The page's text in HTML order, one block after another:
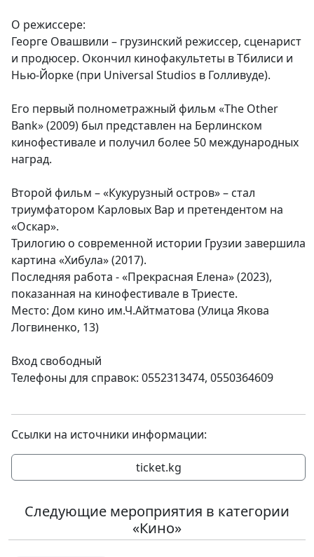
О режиссере:
Георге Овашвили – грузинский режиссер, сценарист
и продюсер. Окончил кинофакультеты в Тбилиси и
Нью-Йорке (при Universal Studios в Голливуде).
Его первый полнометражный фильм «The Other
Bank» (2009) был представлен на Берлинском
кинофестивале и получил более 50 международных
наград.
Второй фильм – «Кукурузный остров» – стал
триумфатором Карловых Вар и претендентом на
«Оскар».
Трилогию о современной истории Грузии завершила
картина «Хибула» (2017).
Последняя работа - «Прекрасная Елена» (2023),
показанная на кинофестивале в Триесте.
Место: Дом кино им.Ч.Айтматова (Улица Якова
Логвиненко, 13)
Вход свободный
Телефоны для справок: 0552313474, 0550364609
Ссылки на источники информации:
ticket.kg
Следующие мероприятия в категории
«Кино»